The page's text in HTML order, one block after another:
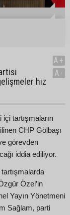
hız
A+
A-
tartışmaların
CHP Gölbaşı
görevden
iddia ediliyor.
Özel’in
Yayın Yönetmeni
Sağlam, parti